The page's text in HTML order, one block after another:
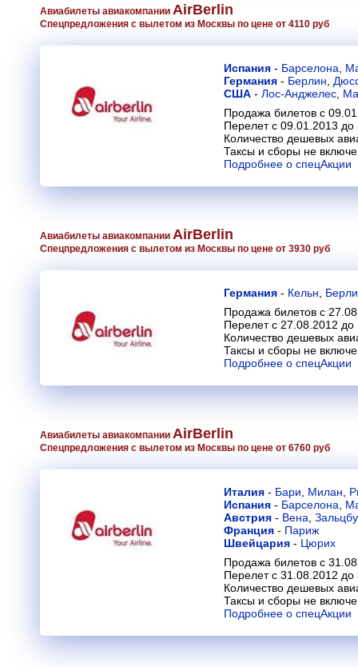
Авиабилеты авиакомпании AirBerlin
Спецпредложения с вылетом из Москвы по цене от 4110 руб
Испания - Барселона
Германия - Берлин
США - Лос-Анджелес
Продажа билетов с
Перелет с 09.01.2013 до
Количество дешевых
Таксы и сборы не
Подробнее о спецАкции
Авиабилеты авиакомпании AirBerlin
Спецпредложения с вылетом из Москвы по цене от 3930 руб
Германия - Кельн
Продажа билетов с
Перелет с 27.08.2012 до
Количество дешевых
Таксы и сборы не
Подробнее о спецАкции
Авиабилеты авиакомпании AirBerlin
Спецпредложения с вылетом из Москвы по цене от 6760 руб
Италия - Бари Милан
Испания - Барселона
Австрия - Вена
Франция - Париж
Швейцария - Цюрих
Продажа билетов с
Перелет с 31.08.2012 до
Количество дешевых
Таксы и сборы не
Подробнее о спецАкции